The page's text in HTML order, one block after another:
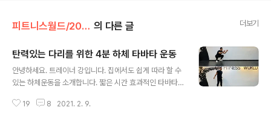
피트니스월드/2021오늘 하루 운동 의 다른 글 더보기
탄력있는 다리를 위한 4분 하체 타바타 운동
안녕하세요. 트레이너 강입니다. 집에서도 쉽게 따라 할 수
있는 하체운동을 소개합니다. 짧은 시간 효과적인 타바타
프 스쿼트 - 스쿼트 홀드 - 런지 - 스모 바운스 스쿼트 순서
19 8 2021. 2. 9.